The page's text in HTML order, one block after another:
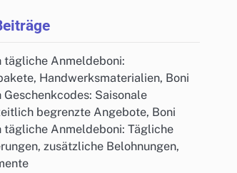
tägliche Anmeldeboni:
Handwerksmaterialien, Boni
Geschenkcodes: Saisonale
begrenzte Angebote, Boni
tägliche Anmeldeboni: Tägliche
zusätzliche Belohnungen,